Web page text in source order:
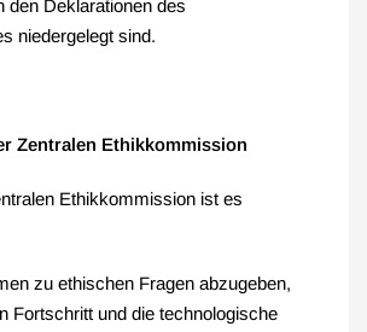
den Deklarationen des
niedergelegt sind.
Zentralen Ethikkommission
Ethikkommission ist es
zu ethischen Fragen abzugeben,
Fortschritt und die technologische